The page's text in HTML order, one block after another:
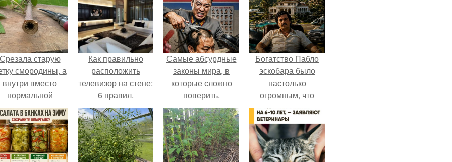
старую
смородины, а
внутри вместо
нормальной
светлой
сердцевины
чёрная
пустота.
Как правильно
расположить
телевизор на стене:
6 правил.
Самые абсурдные
законы мира, в
которые сложно
поверить.
Богатство Пабло
эскобара было
настолько
огромным, что
многие истории о
нём звучат как
вымысел.